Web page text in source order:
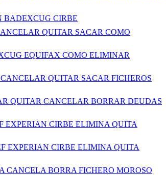
BADEXCUG CIRBE
QUITAR SACAR COMO
EQUIFAX COMO ELIMINAR
QUITAR SACAR FICHEROS
QUITAR CANCELAR BORRAR DEUDAS
EXPERIAN CIRBE ELIMINA QUITA
EXPERIAN CIRBE ELIMINA QUITA
BORRA FICHERO MOROSO